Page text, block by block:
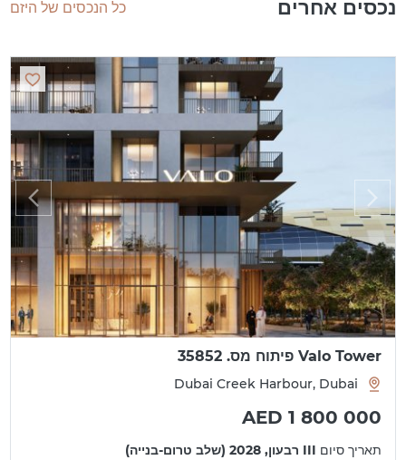
נכסים אחרים כל הנכסים של היזם
Valo Tower פיתוח מס. 35852
Dubai Creek Harbour, Dubai
AED 1 800 000
תאריך סיום III רבעון, 2028 (שלב טרום-בנייה)